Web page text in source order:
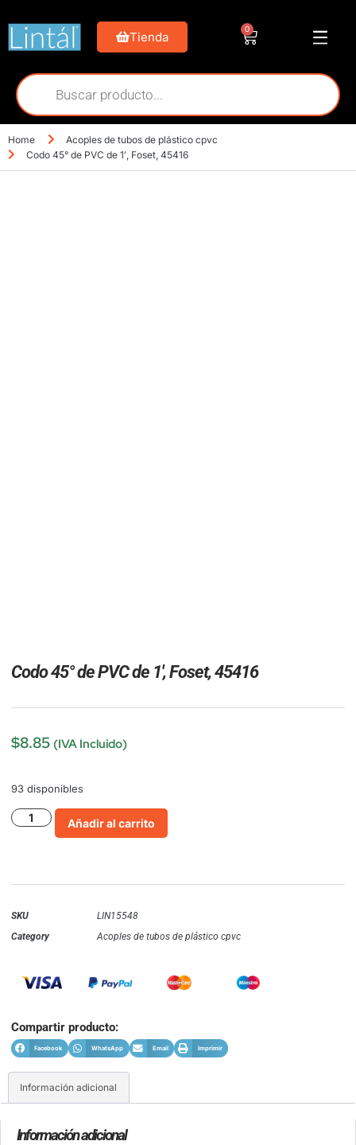
Tienda
0
Home
Acoples de tubos de plástico cpvc
Codo 45° de PVC de 1′, Foset, 45416
Codo 45° de PVC de 1′, Foset, 45416
$8.85 (IVA Incluido)
93 disponibles
Añadir al carrito
SKU
LIN15548
Category
Acoples de tubos de plástico cpvc
Compartir producto:
Facebook WhatsApp Email Imprimir
Información adicional
Información adicional